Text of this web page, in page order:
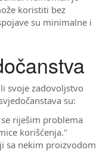
koristiti bez
su minimalne i
svoje zadovoljstvo
su:
riješim problema
korišćenja."
sa nekim proizvodom